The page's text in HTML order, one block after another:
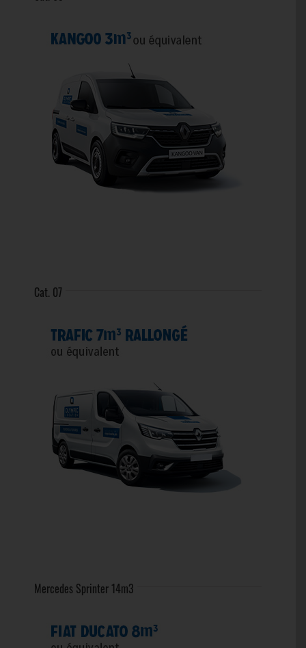
Cat. 07
Mercedes Sprinter 14m3